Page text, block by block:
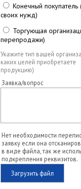
Конечный покупатель
своих нужд)
Торгующая
перепродажи)
Укажите тип вашей
каких целей приобретаете
продукцию)
Заявка/вопрос
Нет необходимости
заявку если она
в виде файла, так же
подкрепления реквизитов.
Загрузить файл